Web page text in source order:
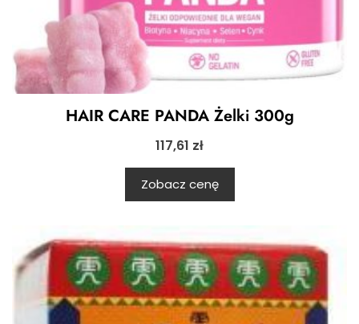
HAIR CARE PANDA Żelki 300g
117,61 zł
Zobacz cenę